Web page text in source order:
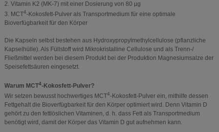
2. Vitamin K2 (MK-7) mit einer Dosierung von 80 µg
3. MCT4-Kokosfett-Pulver als Transportmedium für eine optimale
Bioverfügbarkeit für den Körper
Die Kapseln selbst bestehen aus Hydroxypropylmethylcellulose (pflanzliche
Kapselhülle). Als Füllstoff wird Mikrokristalline Cellulose und als Trenn-/
Fließmittel werden bei diesem Produkt bei der Produktion Magnesiumsalze der
Speisefettsäuren eingesetzt.
Warum MCT4-Kokosfett-Pulver?
Wir setzen bewusst hochwertiges MCT4-Kokosfett-Pulver ein, mithilfe dessen
Fettgehalt die Bioverfügbarkeit für den Körper optimiert wird. Denn Vitamin D
gehört zu den fettlöslichen Vitaminen, d. h. dass Fett als Transportmedium
benötigt wird, damit der Körper das Vitamin D gut aufnehmen kann.